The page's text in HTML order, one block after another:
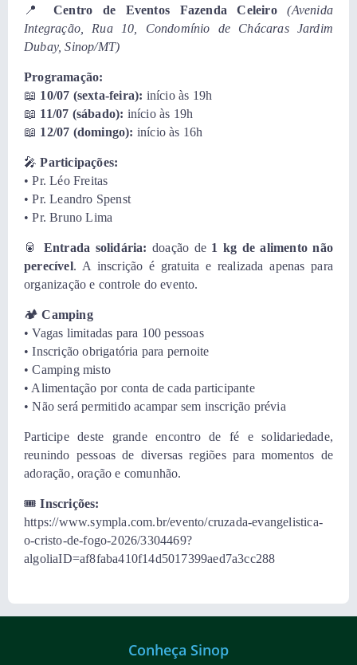
📍Centro de Eventos Fazenda Celeiro
(Avenida
Integração, Rua 10, Condomínio de Chácaras Jardim
Dubay, Sinop/MT)
Programação:
📖 10/07 (sexta-feira): início às 19h
📖 11/07 (sábado): início às 19h
📖 12/07 (domingo): início às 16h
🎤Participações:
• Pr. Léo Freitas
• Pr. Leandro Spenst
• Pr. Bruno Lima
🥫 Entrada solidária: doação de 1 kg de alimento não
perecível. A inscrição é gratuita e realizada apenas para
organização e controle do evento.
🏕️Camping
• Vagas limitadas para 100 pessoas
• Inscrição obrigatória para pernoite
• Camping misto
• Alimentação por conta de cada participante
• Não será permitido acampar sem inscrição prévia
Participe deste grande encontro de fé e solidariedade,
reunindo pessoas de diversas regiões para momentos de
adoração, oração e comunhão.
🎟️Inscrições:
https://www.sympla.com.br/evento/cruzada-evangelistica-
o-cristo-de-fogo-2026/3304469?
algoliaID=af8faba410f14d5017399aed7a3cc288
Conheça Sinop